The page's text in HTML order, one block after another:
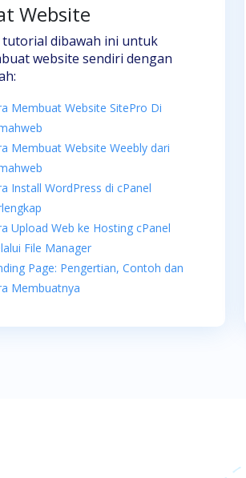
Website
dibawah ini untuk
website sendiri dengan
Membuat Website SitePro Di
Membuat Website Weebly dari
Install WordPress di cPanel
Upload Web ke Hosting cPanel
File Manager
Page: Pengertian, Contoh dan
Membuatnya